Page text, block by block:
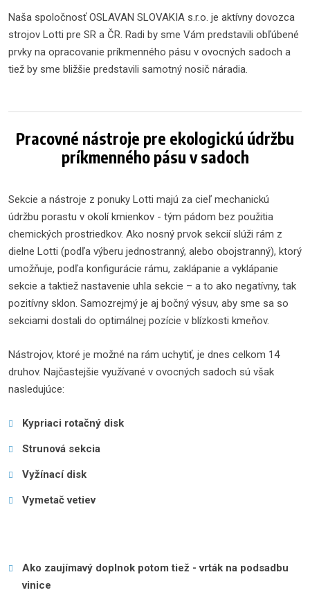
Naša spoločnosť OSLAVAN SLOVAKIA s.r.o. je aktívny dovozca
strojov Lotti pre SR a ČR. Radi by sme Vám predstavili obľúbené
prvky na opracovanie príkmenného pásu v ovocných sadoch a
tiež by sme bližšie predstavili samotný nosič náradia.
Pracovné nástroje pre ekologickú údržbu
príkmenného pásu v sadoch
Sekcie a nástroje z ponuky Lotti majú za cieľ mechanickú
údržbu porastu v okolí kmienkov - tým pádom bez použitia
chemických prostriedkov. Ako nosný prvok sekcií slúži rám z
dielne Lotti (podľa výberu jednostranný, alebo obojstranný), ktorý
umožňuje, podľa konfigurácie rámu, zaklápanie a vyklápanie
sekcie a taktiež nastavenie uhla sekcie – a to ako negatívny, tak
pozitívny sklon. Samozrejmý je aj bočný výsuv, aby sme sa so
sekciami dostali do optimálnej pozície v blízkosti kmeňov.
Nástrojov, ktoré je možné na rám uchytiť, je dnes celkom 14
druhov. Najčastejšie využívané v ovocných sadoch sú však
nasledujúce:
Kypriaci rotačný disk
Strunová sekcia
Vyžínací disk
Vymetač vetiev
Ako zaujímavý doplnok potom tiež - vrták na podsadbu
vinice